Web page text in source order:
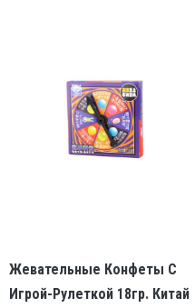
Жевательные Конфеты С
Игрой-Рулеткой 18гр. Китай